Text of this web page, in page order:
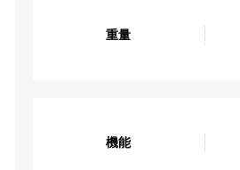
重量
機能